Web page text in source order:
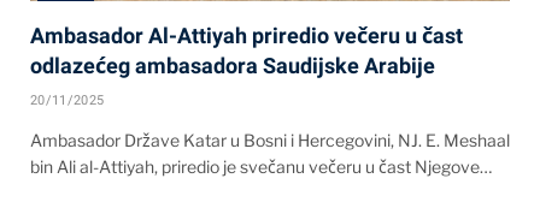
Ambasador Al-Attiyah priredio večeru u čast
odlazećeg ambasadora Saudijske Arabije
20/11/2025
Ambasador Države Katar u Bosni i Hercegovini, NJ. E. Meshaal
bin Ali al-Attiyah, priredio je svečanu večeru u čast Njegove…